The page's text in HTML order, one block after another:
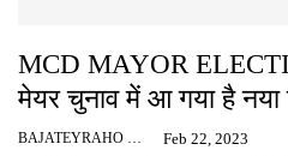
MCD MAYOR
मेयर चुनाव में आ गया है
BAJATEYRAHO NEWS Feb 22, 2023